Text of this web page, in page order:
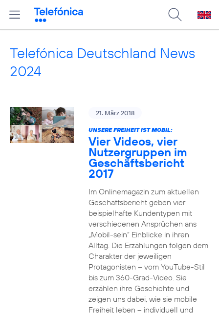
Telefónica Deutschland News
2024
21. März 2018
UNSERE FREIHEIT IST MOBIL:
Vier Videos, vier
Nutzergruppen im
Geschäftsbericht
2017
Im Onlinemagazin zum aktuellen
Geschäftsbericht geben vier
beispielhafte Kundentypen mit
verschiedenen Ansprüchen ans
„Mobil-sein“ Einblicke in ihren
Alltag. Die Erzählungen folgen dem
Charakter der jeweiligen
Protagonisten – vom YouTube-Stil
bis zum 360-Grad-Video. Sie
erzählen ihre Geschichte und
zeigen uns dabei, wie sie mobile
Freiheit leben – individuell und